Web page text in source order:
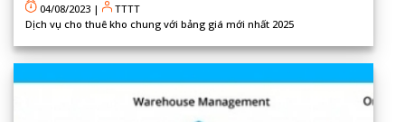
04/08/2023 |
TTTT
Dịch vụ cho thuê kho chung với bảng giá mới nhất 2025